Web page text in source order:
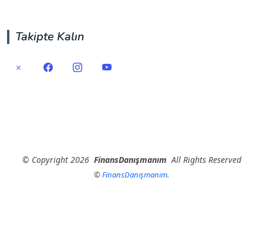
Takipte Kalın
© Copyright2026 FinansDanışmanım All Rights Reserved
©FinansDanışmanım.